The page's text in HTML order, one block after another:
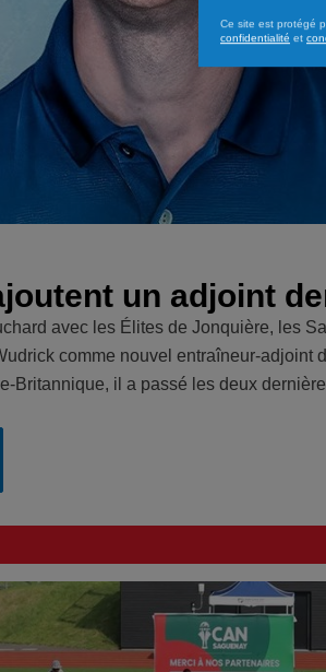
un adjoint
avec les Élites de Jonquière, les
comme nouvel entraîneur-adjoint
Britannique, il a passé les deux
Ce site est protégé
confidentialité et